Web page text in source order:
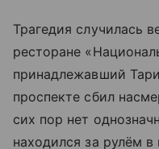
Трагедия случилась
ресторане
принадлежавший
проспекте сбил
сих пор нет
находился за рулём